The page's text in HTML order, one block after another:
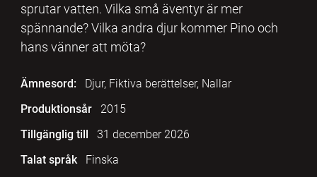
sprutar vatten. Vilka små äventyr är mer
spännande? Vilka andra djur kommer Pino och
hans vänner att möta?
Ämnesord:
Djur, Fiktiva berättelser, Nallar
Produktionsår
2015
Tillgänglig till
31 december 2026
Talat språk
Finska